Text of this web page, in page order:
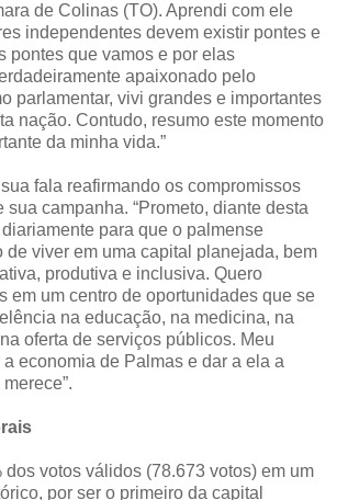
de Colinas (TO). Aprendi com ele
independentes devem existir pontes e
pontes que vamos e por elas
apaixonado pelo
parlamentar, vivi grandes e importantes
nação. Contudo, resumo este momento
da minha vida.”
fala reafirmando os compromissos
sua campanha. “Prometo, diante desta
para que o palmense
de viver em uma capital planejada, bem
produtiva e inclusiva. Quero
em um centro de oportunidades que se
na educação, na medicina, na
oferta de serviços públicos. Meu
economia de Palmas e dar a ela a
dos votos válidos (78.673 votos) em um
por ser o primeiro da capital